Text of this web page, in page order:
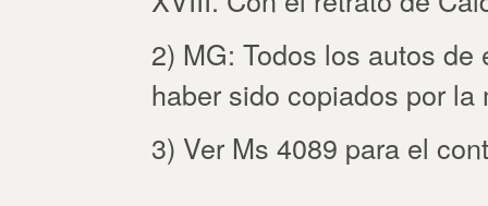
2) MG: Todos los autos
haber sido copiados por
3) Ver Ms 4089 para el